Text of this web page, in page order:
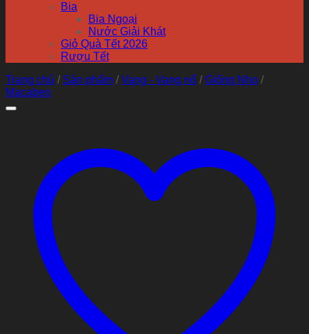
Bia
Bia Ngoại
Nước Giải Khát
Giỏ Quà Tết 2026
Rượu Tết
Trang chủ / Sản phẩm / Vang - Vang nổ / Giống Nho /
Macabeo